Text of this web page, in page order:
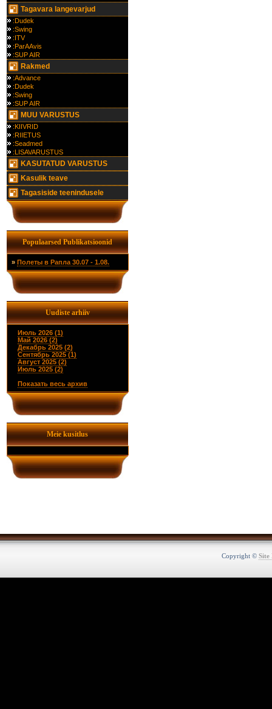
Tagavara langevarjud
:Dudek
:Swing
:ITV
:ParAAvis
:SUP AIR
Rakmed
:Advance
:Dudek
:Swing
:SUP AIR
MUU VARUSTUS
:KIIVRID
:RIIETUS
:Seadmed
:LISAVARUSTUS
KASUTATUD VARUSTUS
Kasulik teave
Tagasiside teenindusele
Populaarsed Publikatsioonid
» Полеты в Рапла 30.07 - 1.08.
Uudiste arhiiv
Июль 2026 (1)
Май 2026 (2)
Декабрь 2025 (2)
Сентябрь 2025 (1)
Август 2025 (2)
Июль 2025 (2)
Показать весь архив
Meie kusitlus
Copyright © Site